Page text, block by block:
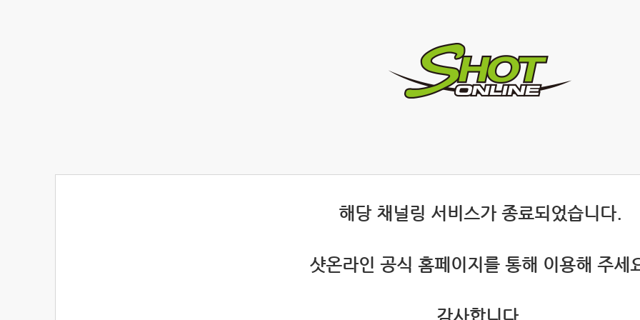
해당 채널링 서비스가 종료되었습니다.
샷온라인 공식 홈페이지를 통해 이용해 주세